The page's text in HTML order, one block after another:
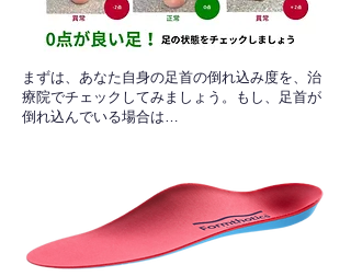
​まずは、あなた自身の足首の倒れ込み度を、治
療院でチェックしてみましょう。もし、足首が
倒れ込んでいる場合は…